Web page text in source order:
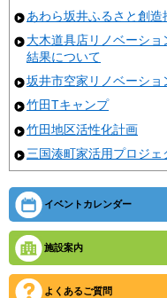
あわら坂井ふるさと創
大木道具店リノベーシ
結果について
坂井市空家リノベーシ
竹田Tキャンプ
竹田地区活性化計画
三国湊町家活用プロジェ
イベントカレンダー
施設案内
よくあるご質問